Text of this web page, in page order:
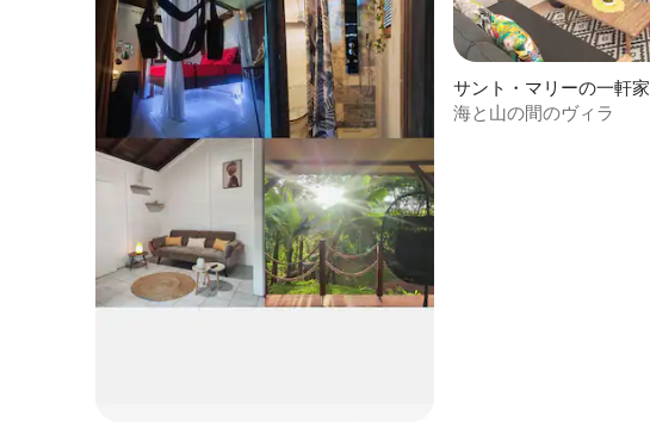
サント・マリーの一軒家
海と山の間のヴィラ